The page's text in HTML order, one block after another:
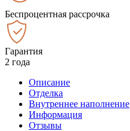
Беспроцентная рассрочка
Гарантия
2 года
Описание
Отделка
Внутреннее наполнение
Информация
Отзывы